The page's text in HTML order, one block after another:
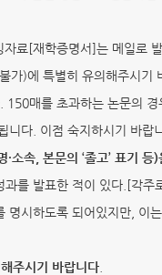
자료[재학증명서]는 메일로
가)에 특별히 유의해주시
매를 초과하는 논문의
니다. 이점 숙지하시기 바랍
소속, 본문의 ‘졸고’ 표기 등
를 발표한 적이 있다.[각
시하도록 되어있지만, 이
주시기 바랍니다